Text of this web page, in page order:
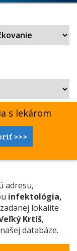
s lekárom
>>>
adresu,
infektológia,
lokalite
Krtíš,
databáze.